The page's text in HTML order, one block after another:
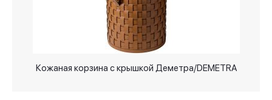
Кожаная корзина с крышкой Деметра/DEMETRA